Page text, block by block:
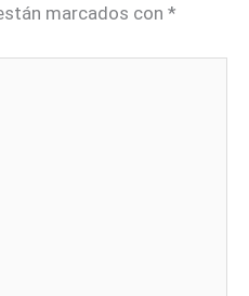
marcados con *